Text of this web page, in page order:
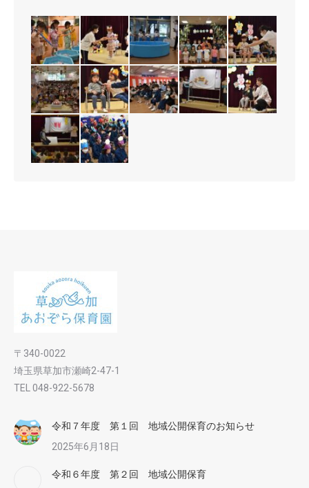
〒340-0022
埼玉県草加市瀬崎2-47-1
TEL 048-922-5678
令和７年度 第１回 地域公開保育のお知らせ
2025年6月18日
令和６年度 第２回 地域公開保育